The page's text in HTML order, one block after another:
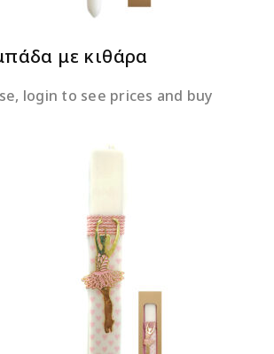
με κιθάρα
login to see prices and buy
ΔΙΑΒΆΣΤΕ ΠΕΡΙΣΣΌΤΕΡΑ